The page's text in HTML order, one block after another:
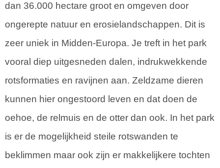
dan 36.000 hectare groot en omgeven door
ongerepte natuur en erosielandschappen. Dit is
zeer uniek in Midden-Europa. Je treft in het park
vooral diep uitgesneden dalen, indrukwekkende
rotsformaties en ravijnen aan. Zeldzame dieren
kunnen hier ongestoord leven en dat doen de
oehoe, de relmuis en de otter dan ook. In het park
is er de mogelijkheid steile rotswanden te
beklimmen maar ook zijn er makkelijkere tochten